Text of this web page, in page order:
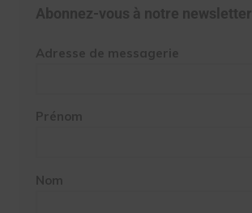
Abonnez-vous à notre newsletter
Adresse de messagerie
Prénom
Nom